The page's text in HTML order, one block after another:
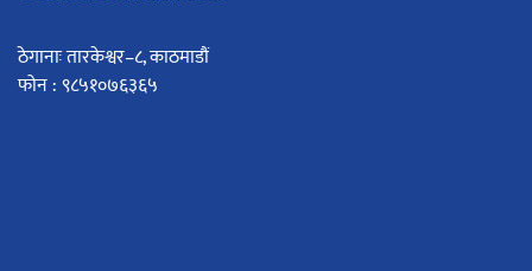
ठेगानाः तारकेश्वर–८, काठमाडौं
फोन : ९८५१०७६३६५